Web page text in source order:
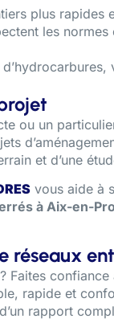
plus rapides
les
ou un
et d’une
vous aide à
à Aix-en-
réseaux
confiance
rapide et
rapport